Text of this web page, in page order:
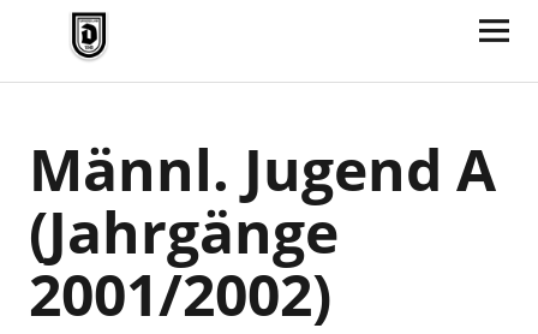
TV Jahn Duderstadt
Männl. Jugend A
(Jahrgänge
2001/2002)